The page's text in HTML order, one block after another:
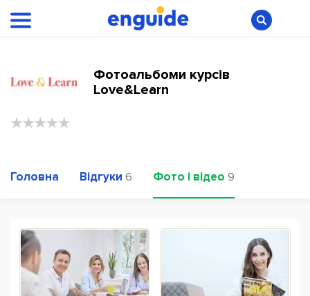
Фотоальбоми курсів
Love&Learn
Головна Відгуки 6 Фото і відео 9